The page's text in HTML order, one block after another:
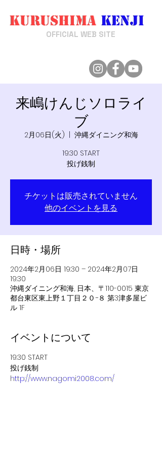
OFFICIAL WEB SITE
Kurushima Kenji
来嶋けんじソロライ
ブ
2月06日(火)
沖縄ダイニング和海
19:30 START
投げ銭制
チケットは販売されていません
他のイベントを見る
日時・場所
2024年2月06日 19:30 – 2024年2月07日
19:30
沖縄ダイニング和海, 日本、〒110-0015 東京
都台東区東上野１丁目２０−８ 第3津多屋ビ
ル 1F
イベントについて
19:30 START
投げ銭制
http://www.nagomi2008.com/